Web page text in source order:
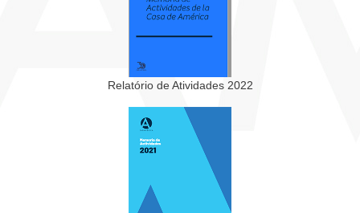
Relatório de Atividades 2022